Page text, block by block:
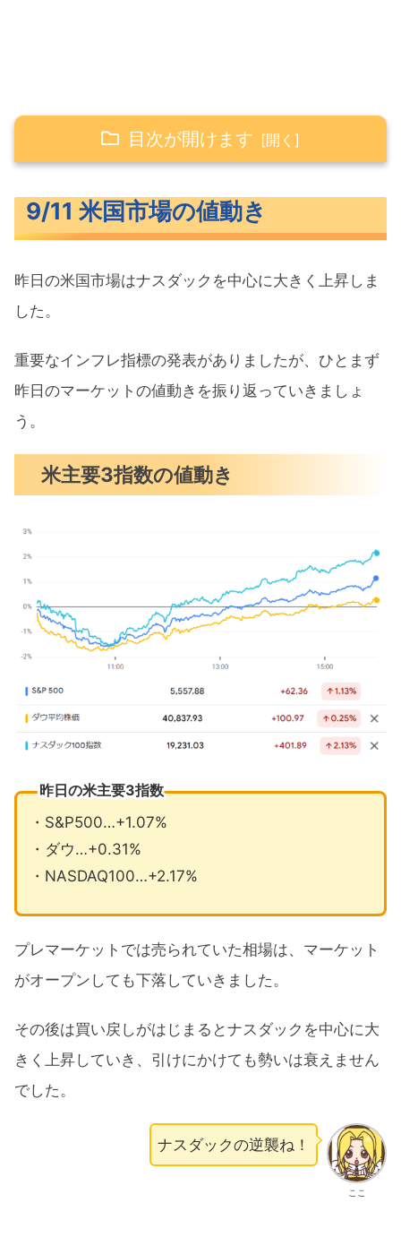
目次が開けます
米主要3指数の値動き
S&P500ヒートマップ
S&P500チャート分析
米国市場のトピックス
数（CPI）
NVDAフアンCEO登壇『ブラックウェ
トランプ銘柄巻き戻し、ハリス銘柄上
9月の注目イベントについて
9/11 米国市場の値動き
昨日の米国市場はナスダックを中心に大きく上昇しま
した。
重要なインフレ指標の発表がありましたが、ひとまず
昨日のマーケットの値動きを振り返っていきましょ
う。
米主要3指数の値動き
昨日の米主要3指数
・S&P500…+1.07%
・ダウ…+0.31%
・NASDAQ100…+2.17%
プレマーケットでは売られていた相場は、マーケット
がオープンしても下落していきました。
その後は買い戻しがはじまるとナスダックを中心に大
きく上昇していき、引けにかけても勢いは衰えません
でした。
ここ
ナスダックの逆襲ね！